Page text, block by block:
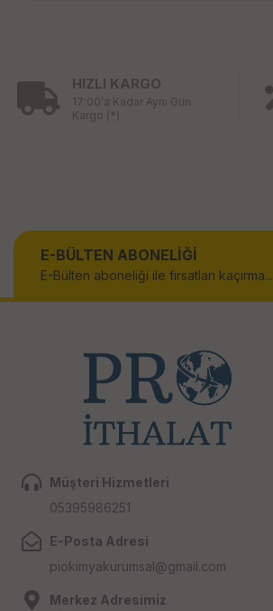
HIZLI KARGO
17:00'a Kadar Aynı Gün
Kargo (*)
E-BÜLTEN ABONELİĞİ
E-Bülten aboneliği ile fırsatları kaçırma...
Müşteri Hizmetleri
05395986251
E-Posta Adresi
piokimyakurumsal@gmail.com
Merkez Adresimiz